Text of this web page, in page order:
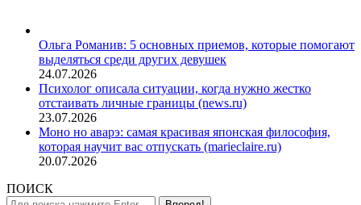
Ольга Романив: 5 основных приемов, которые помогают
выделяться среди других девушек
24.07.2026
Психолог описала ситуации, когда нужно жестко
отстаивать личные границы (news.ru)
23.07.2026
Моно но аварэ: самая красивая японская философия,
которая научит вас отпускать (marieclaire.ru)
20.07.2026
ПОИСК